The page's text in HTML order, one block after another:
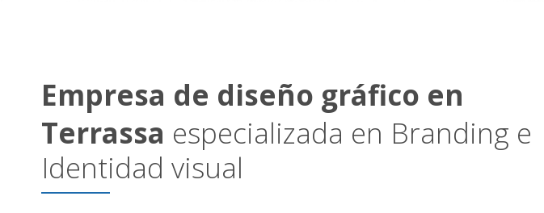
Empresa de diseño gráfico en
Terrassa especializada en Branding e
Identidad visual